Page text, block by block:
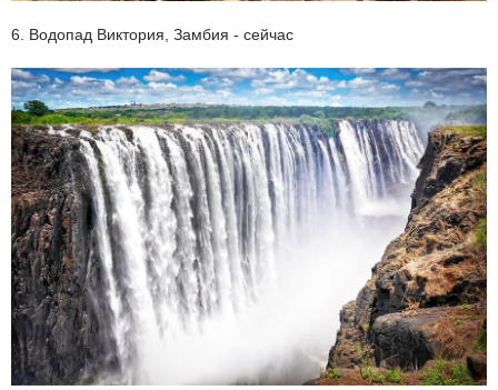
6. Водопад Виктория, Замбия - сейчас